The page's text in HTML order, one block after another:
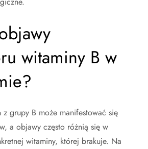
witaminy B w
grupy B może manifestować się
a objawy często różnią się w
witaminy, której brakuje. Na